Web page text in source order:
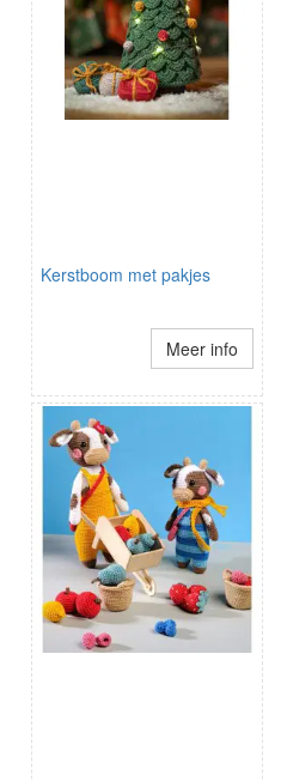
Kerstboom met pakjes
Meer info